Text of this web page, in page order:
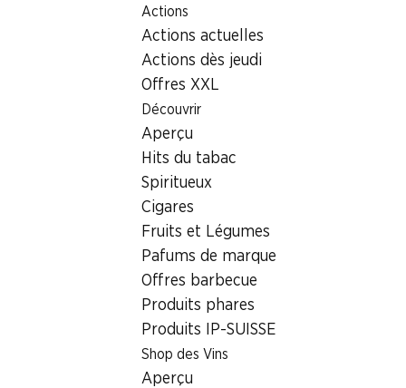
Actions
Actions actuelles
Actions dès jeudi
Offres XXL
Découvrir
Aperçu
Hits du tabac
Spiritueux
Cigares
Fruits et Légumes
Pafums de marque
Offres barbecue
Produits phares
Produits IP-SUISSE
Shop des Vins
Aperçu
Localisateur de succursales
Succursale Denner Rue Caroline 5, 1227 Les Acacias
1227 Les Acacias, Centre
Commercial
Succursale Denner
Rue Caroline 5, 1227 Les Acacias
Voir l’itinéraire
Heures d'ouverture